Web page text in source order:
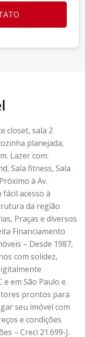
CONTATO
closet, sala 2
planejada,
Lazer com:
Sala fitness, Sala
à Av.
acesso à
da região
Praças e diversos
Financiamento
– Desde 1987,
com solidez,
e em São Paulo e
prontos para
seu imóvel com
e condições
– Creci 21.699-J.